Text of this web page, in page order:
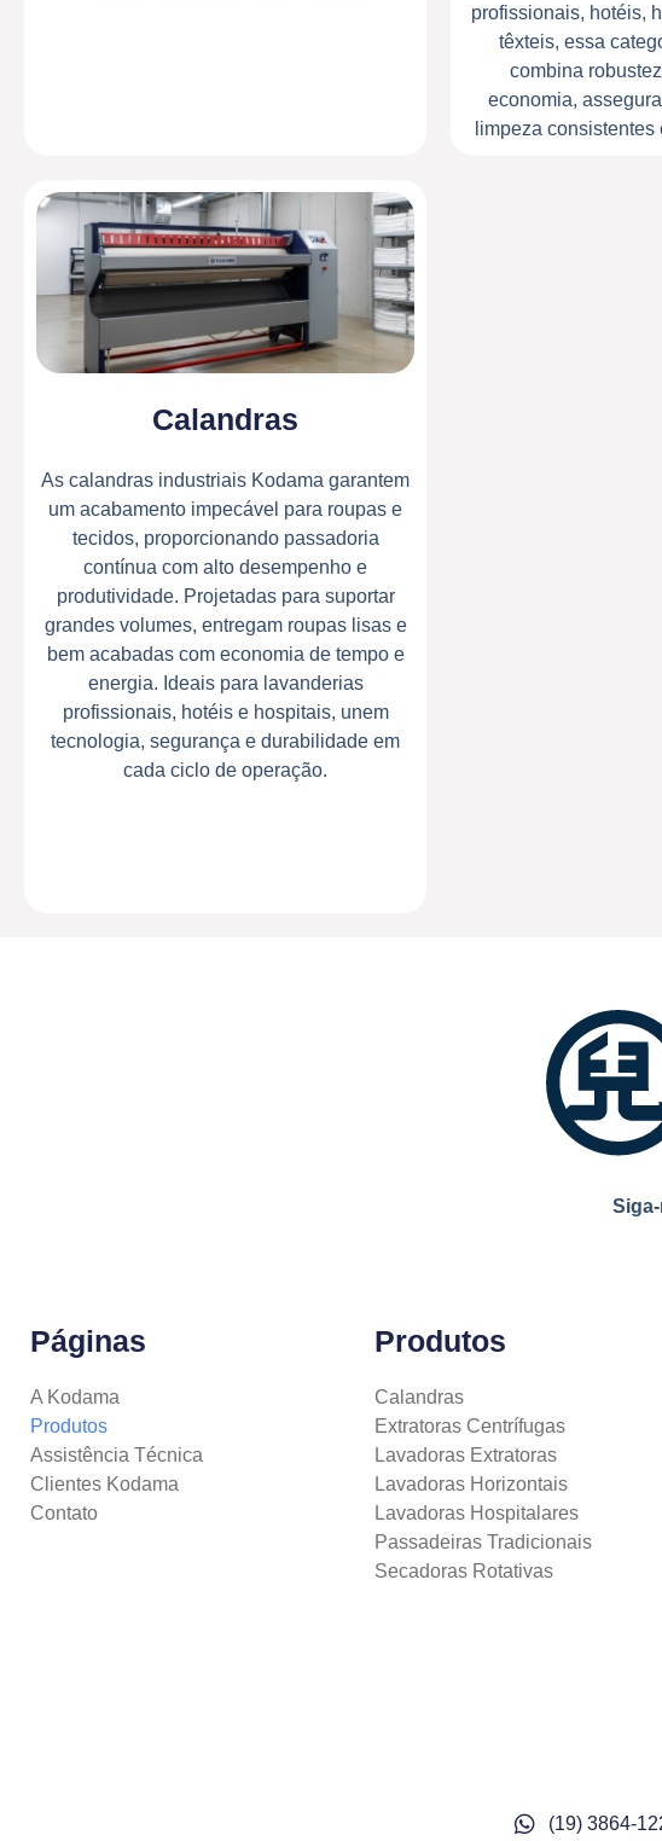
profissionais, hotéis,
têxteis, essa
combina
economia,
limpeza
Calandras
As calandras industriais Kodama garantem
um acabamento impecável para roupas e
tecidos, proporcionando passadoria
contínua com alto desempenho e
produtividade. Projetadas para suportar
grandes volumes, entregam roupas lisas e
bem acabadas com economia de tempo e
energia. Ideais para lavanderias
profissionais, hotéis e hospitais, unem
tecnologia, segurança e durabilidade em
cada ciclo de operação.
Páginas
A Kodama
Produtos
Assistência Técnica
Clientes Kodama
Contato
Produtos
Calandras
Extratoras Centrífugas
Lavadoras Extratoras
Lavadoras Horizontais
Lavadoras Hospitalares
Passadeiras Tradicionais
Secadoras Rotativas
(19) 3864-